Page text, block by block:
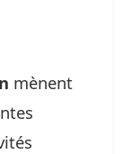
mènent